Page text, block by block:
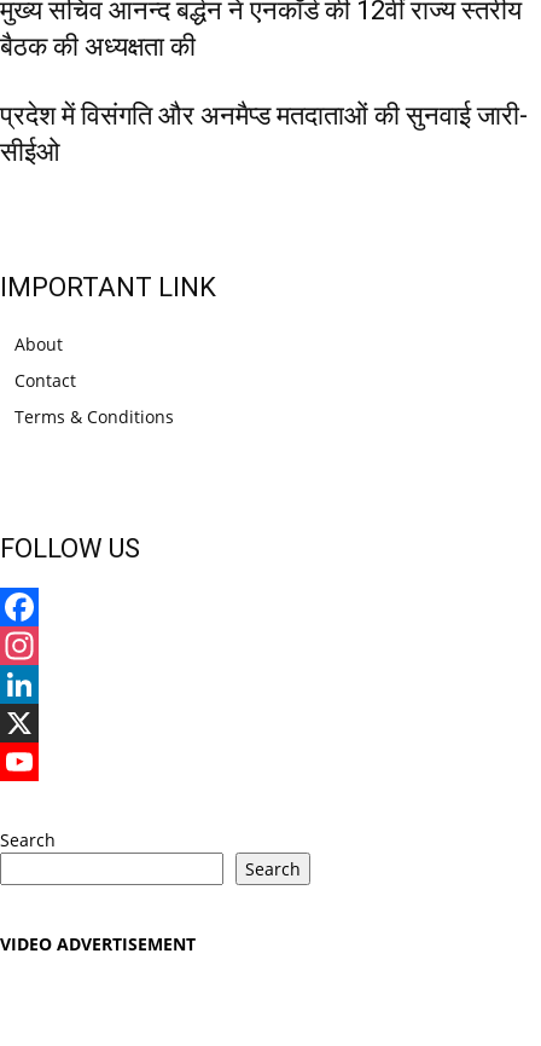
मुख्य सचिव आनन्द बर्द्धन ने एनकॉर्ड की 12वीं राज्य स्तरीय
बैठक की अध्यक्षता की
प्रदेश में विसंगति और अनमैप्ड मतदाताओं की सुनवाई जारी-
सीईओ
IMPORTANT LINK
About
Contact
Terms & Conditions
FOLLOW US
Facebook
Instagram
LinkedIn
X
Search
Search
VIDEO ADVERTISEMENT